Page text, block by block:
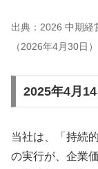
出典：2026 中期経
（2026年4月30日）
2025年4月
当社は、「持続
の実行が、企業